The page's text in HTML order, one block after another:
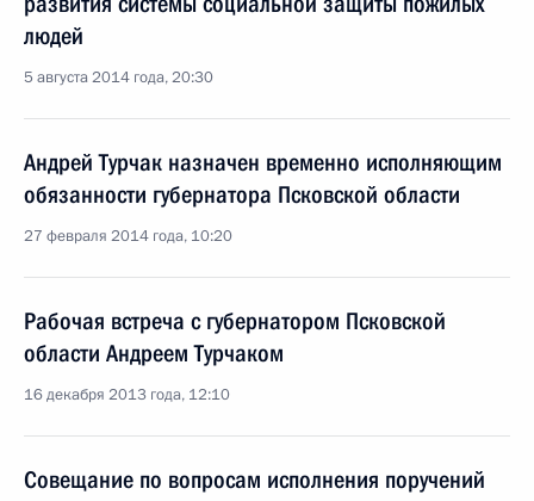
людей
5 августа 2014 года, 20:30
Андрей Турчак назначен временно исполняющим
обязанности губернатора Псковской области
27 февраля 2014 года, 10:20
Рабочая встреча с губернатором Псковской
области Андреем Турчаком
16 декабря 2013 года, 12:10
Совещание по вопросам исполнения поручений